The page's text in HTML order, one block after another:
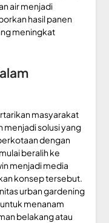
air menjadi
hasil panen
meningkat
masyarakat
menjadi solusi yang
dengan
beralih ke
menjadi media
konsep tersebut.
urban gardening
menanam
belakang atau